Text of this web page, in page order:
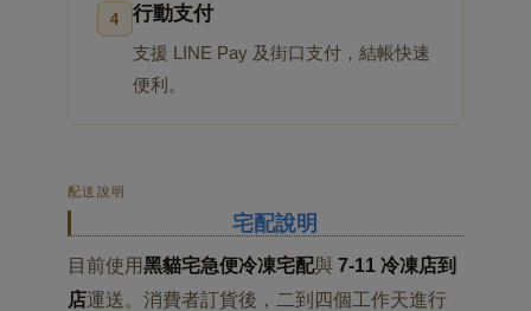
4 行動支付
支援 LINE Pay 及街口支付，結帳快速
便利。
配送說明
宅配說明
目前使用黑貓宅急便冷凍宅配與 7-11 冷凍店到
店運送。消費者訂貨後，二到四個工作天進行